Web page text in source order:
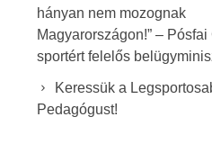
hányan nem mozognak
Magyarországon!” – Pósfai
sportért felelős
Keressük a
Pedagógust!